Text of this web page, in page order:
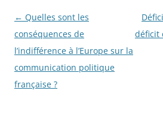
Navigation
des
articles
← Quelles sont les
conséquences de
l’indifférence à l’Europe sur la
communication politique
française ?
déficit